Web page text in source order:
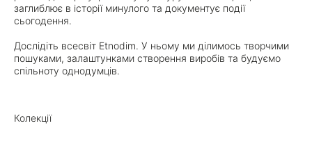
заглиблює в історії минулого та документує події
сьогодення.
Дослідіть всесвіт Etnodim. У ньому ми ділимось творчими
пошуками, залаштунками створення виробів та будуємо
спільноту однодумців.
Колекції